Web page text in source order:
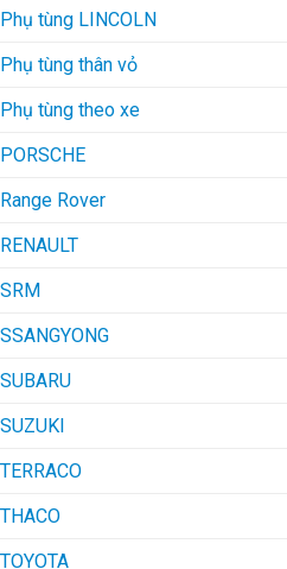
Phụ tùng LINCOLN
Phụ tùng thân vỏ
Phụ tùng theo xe
PORSCHE
Range Rover
RENAULT
SRM
SSANGYONG
SUBARU
SUZUKI
TERRACO
THACO
TOYOTA